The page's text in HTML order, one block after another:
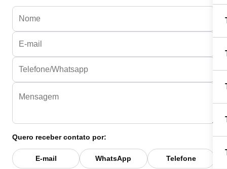
Quero receber contato por:
E-mail WhatsApp Telefone